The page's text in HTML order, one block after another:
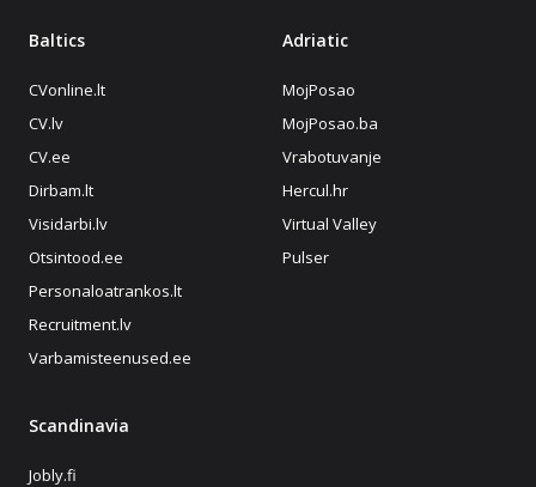
Baltics
CVonline.lt
CV.lv
CV.ee
Dirbam.lt
Visidarbi.lv
Otsintood.ee
Personaloatrankos.lt
Recruitment.lv
Varbamisteenused.ee
Adriatic
MojPosao
MojPosao.ba
Vrabotuvanje
Hercul.hr
Virtual Valley
Pulser
Scandinavia
Jobly.fi